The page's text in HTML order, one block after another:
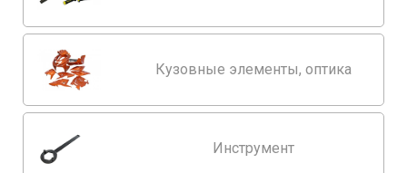
Кузовные элементы, оптика
Инструмент